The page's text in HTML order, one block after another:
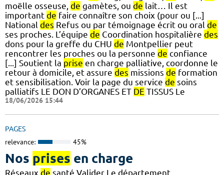
moëlle osseuse, de gamètes, ou de lait… Il est
important de faire connaître son choix (pour ou [...]
National des Refus ou par témoignage écrit ou oral de
ses proches. L’équipe de Coordination hospitalière des
dons pour la greffe du CHU de Montpellier peut
rencontrer les proches ou la personne de confiance
[...] Soutient la prise en charge palliative, coordonne le
retour à domicile, et assure des missions de formation
et sensibilisation. Voir la page du service de soins
palliatifs LE DON D’ORGANES ET DE TISSUS Le
18/06/2026 15:44
PAGES
relevance: 45%
Nos prises en charge
Réseaux de santé Valider Le département